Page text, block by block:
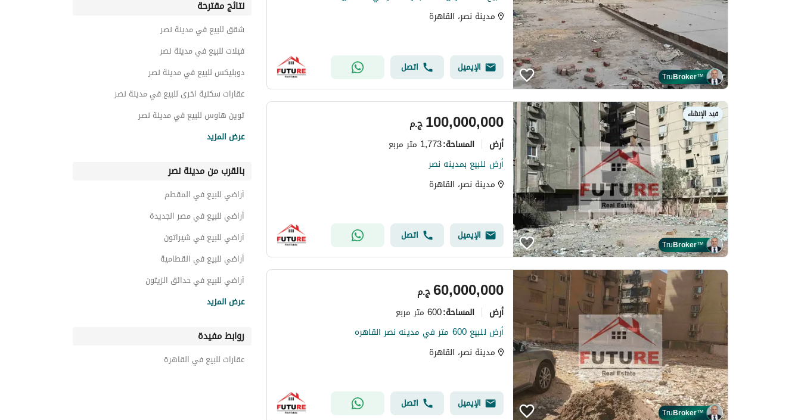
TruBroker™
مدينة نصر، القاهرة
الإيميل اتصل
قيد الإنشاء
TruBroker™
ج.م100,000,000
أرض المساحة:1,773 متر مربع
أرض للبيع بمدينه نصر
مدينة نصر، القاهرة
الإيميل اتصل
TruBroker™
ج.م60,000,000
أرض المساحة:600 متر مربع
أرض للبيع 600 متر في مدينه نصر القاهره
مدينة نصر، القاهرة
الإيميل اتصل
نتائج مقترحة
شقق للبيع في مدينة نصر
فيلات للبيع في مدينة نصر
دوبليكس للبيع في مدينة نصر
عقارات سكنية اخرى للبيع في مدينة نصر
توين هاوس للبيع في مدينة نصر
غرف للبيع في مدينة نصر
عقارات للبيع في مدينة نصر
عرض المزيد
بالقرب من مدينة نصر
أراضي للبيع في المقطم
أراضي للبيع في مصر الجديدة
أراضي للبيع في شيراتون
أراضي للبيع في القطامية
أراضي للبيع في حدائق الزيتون
أراضي للبيع في المعادي
أراضي للبيع في شبرا
عرض المزيد
روابط مفيدة
عقارات للبيع في القاهرة